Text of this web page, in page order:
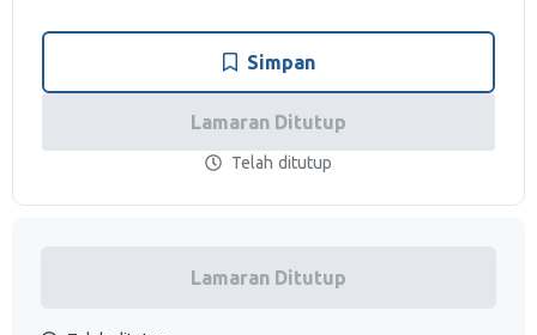
Simpan
Lamaran Ditutup
Telah ditutup
Lamaran Ditutup